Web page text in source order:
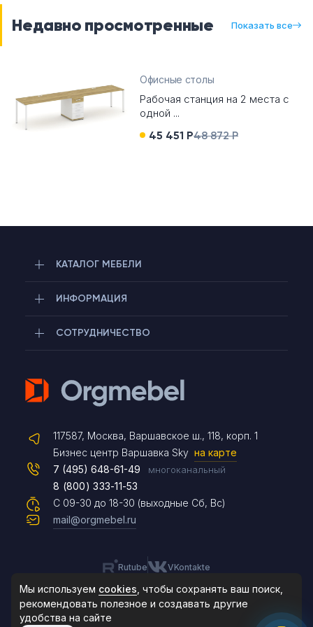
Недавно просмотренные Показать все
Офисные столы
Рабочая станция на 2 места с
одной ...
45 451 Р48 872 Р
КАТАЛОГ МЕБЕЛИ
ИНФОРМАЦИЯ
СОТРУДНИЧЕСТВО
117587, Москва, Варшавское ш., 118, корп. 1
Бизнес центр Варшавка Sky на карте
С 09-30 до 18-30 (выходные Сб, Вс)
7 (495) 648-61-49 многоканальный
8 (800) 333-11-53
mail@orgmebel.ru
Rutube VKontakte
Telegram
Max
Чат на сайте
8 (495) 183-47-87
По будням с 09:30 до 18:30
Мы используем cookies , чтобы сохранять ваш поиск,
рекомендовать полезное и создавать другие
удобства на сайте